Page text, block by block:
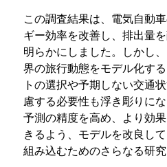
この調査結果は、電気自動
ギー効率を改善し、排出量
明らかにしました。しかし
界の旅行動態をモデル化す
トの選択や予期しない交通
慮する必要性も浮き彫りに
予測の精度を高め、より効
きるよう、モデルを改良し
組み込むためのさらなる研究